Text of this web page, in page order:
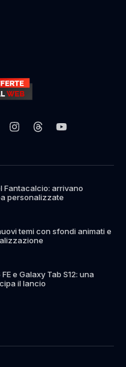
Fantacalcio: arrivano
personalizzate
temi con sfondi animati e
e Galaxy Tab S12: una
il lancio